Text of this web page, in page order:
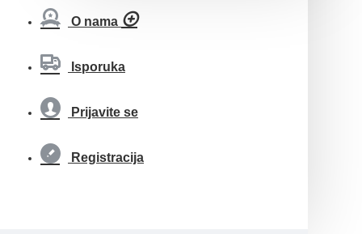
O nama
Isporuka
Prijavite se
Registracija